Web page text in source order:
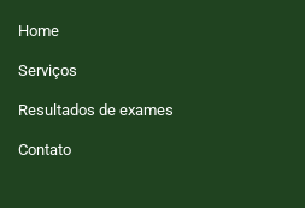
Home
Serviços
Resultados de exames
Contato